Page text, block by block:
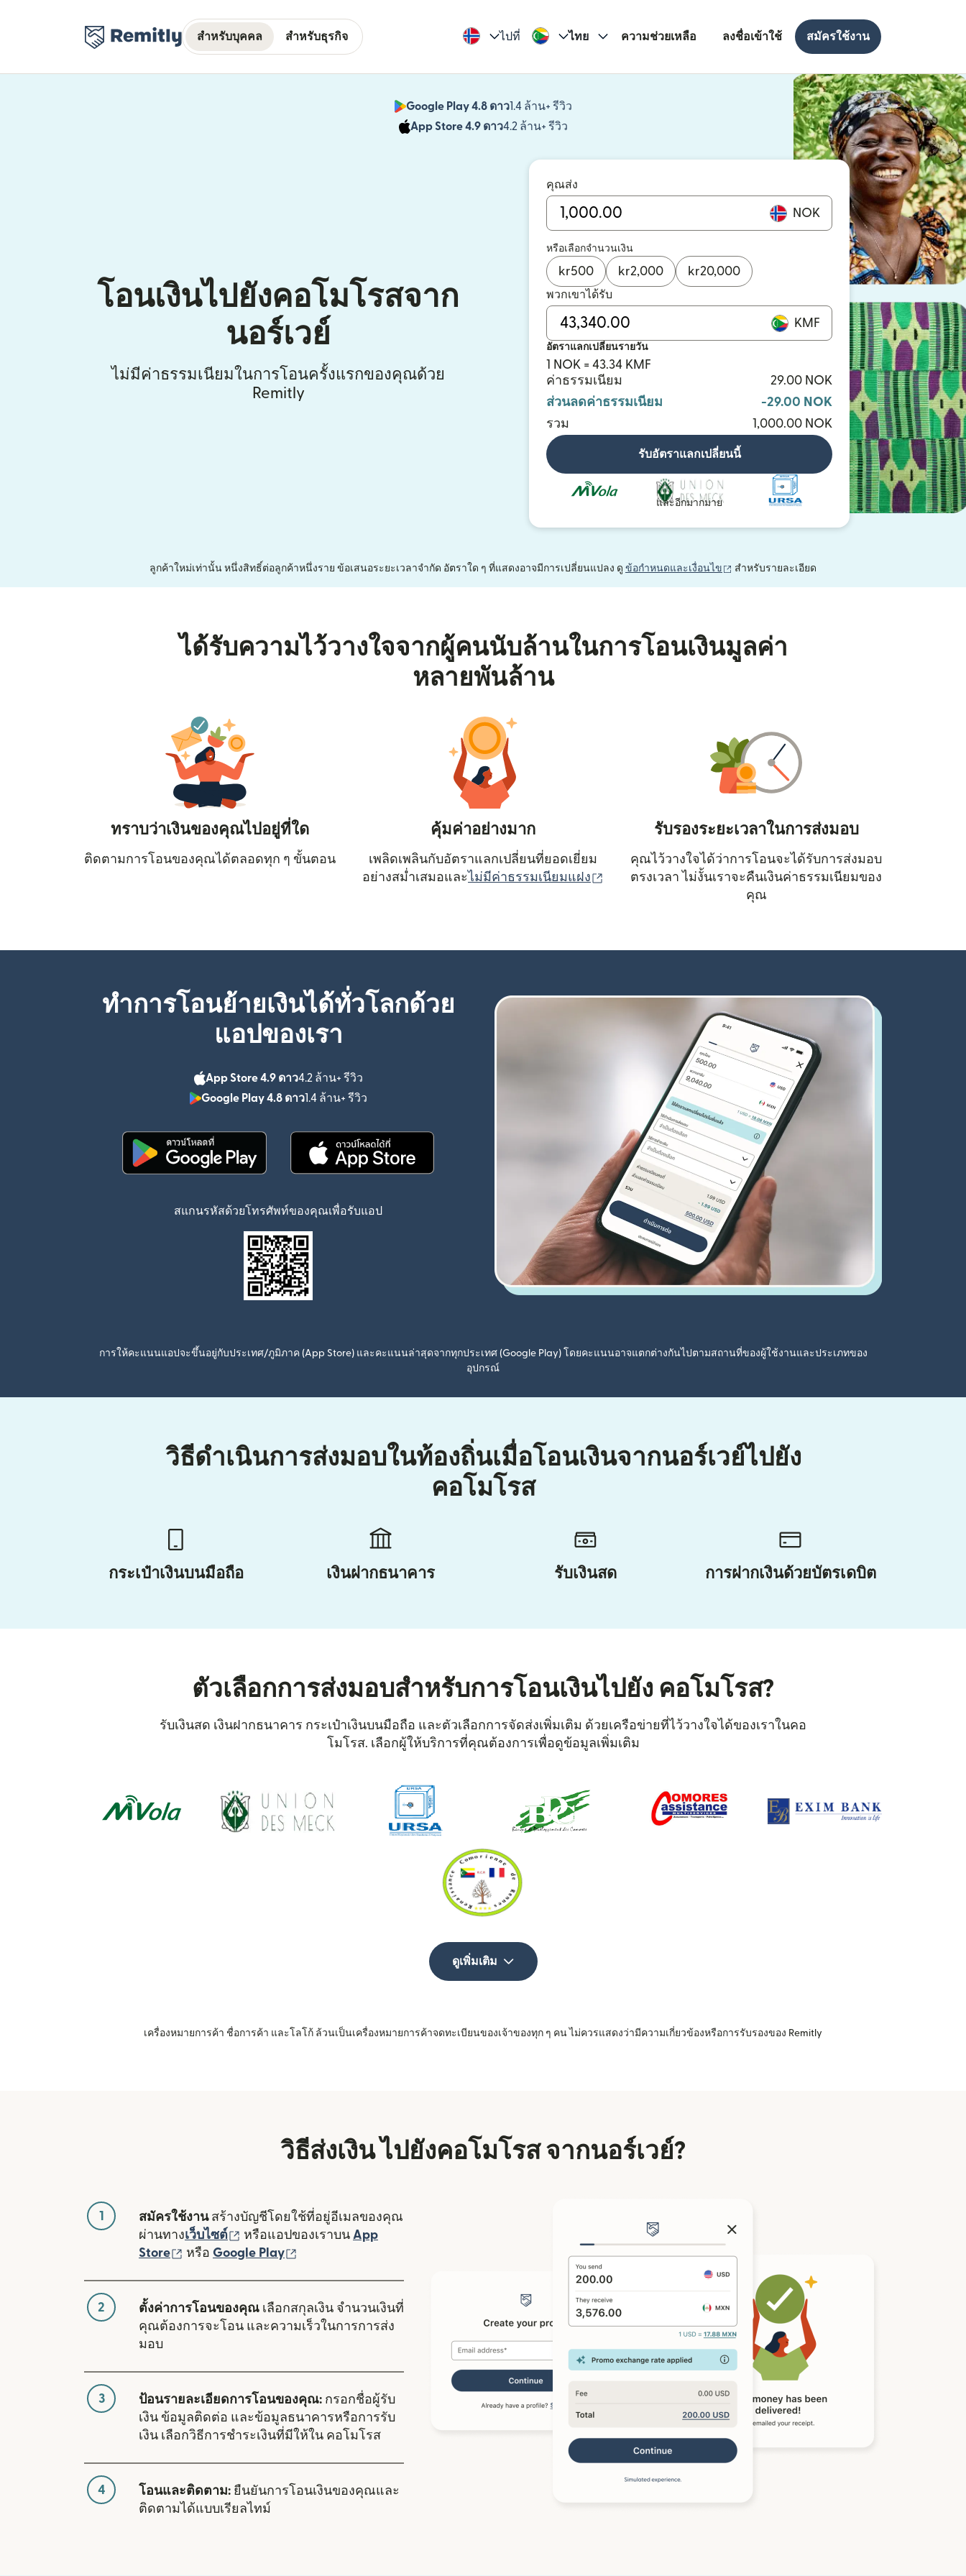
สำหรับบุคคล สำหรับธุรกิจ ไปที่ ไทย ความช่วยเหลือ ลงชื่อเข้าใช้ สมัครใช้งาน
Google Play 4.8 ดาว1.4 ล้าน+ รีวิว
(เปิดในหน้าต่างใหม่)
App Store 4.9 ดาว4.2 ล้าน+ รีวิว
(เปิดในหน้าต่างใหม่)
โอนเงินไปยังคอโมโรสจาก
นอร์เวย์
ไม่มีค่าธรรมเนียมในการโอนครั้งแรกของคุณด้วย
Remitly
คุณส่ง
NOK
หรือเลือกจำนวนเงิน
kr500 kr2,000 kr20,000
พวกเขาได้รับ
KMF
อัตราแลกเปลี่ยนรายวัน
1 NOK = 43.34 KMF
ค่าธรรมเนียม
29.00 NOK
ส่วนลดค่าธรรมเนียม
-29.00 NOK
รวม
1,000.00 NOK
รับอัตราแลกเปลี่ยนนี้
และอีกมากมาย
ลูกค้าใหม่เท่านั้น หนึ่งสิทธิ์ต่อลูกค้าหนึ่งราย ข้อเสนอระยะเวลาจำกัด อัตราใด ๆ ที่แสดงอาจมีการเปลี่ยนแปลง ดู ข้อกำหนดและเงื่อนไข (เปิดในหน้าต่างใหม่)
สำหรับรายละเอียด
ได้รับความไว้วางใจจากผู้คนนับล้านในการโอนเงินมูลค่า
หลายพันล้าน
ทราบว่าเงินของคุณไปอยู่ที่ใด
ติดตามการโอนของคุณได้ตลอดทุก ๆ ขั้นตอน
คุ้มค่าอย่างมาก
เพลิดเพลินกับอัตราแลกเปลี่ยนที่ยอดเยี่ยม
อย่างสม่ำเสมอและ ไม่มีค่าธรรมเนียมแฝง (เปิดในหน้าต่างใหม่)
รับรองระยะเวลาในการส่งมอบ
คุณไว้วางใจได้ว่าการโอนจะได้รับการส่งมอบ
ตรงเวลา ไม่งั้นเราจะคืนเงินค่าธรรมเนียมของ
คุณ
ทำการโอนย้ายเงินได้ทั่วโลกด้วย
แอปของเรา
App Store 4.9 ดาว4.2 ล้าน+ รีวิว
(เปิดในหน้าต่างใหม่)
Google Play 4.8 ดาว1.4 ล้าน+ รีวิว
(เปิดในหน้าต่างใหม่)
สแกนรหัสด้วยโทรศัพท์ของคุณเพื่อรับแอป
การให้คะแนนแอปจะขึ้นอยู่กับประเทศ/ภูมิภาค (App Store) และคะแนนล่าสุดจากทุกประเทศ (Google Play) โดยคะแนนอาจแตกต่างกันไปตามสถานที่ของผู้ใช้งานและประเภทของ
อุปกรณ์
วิธีดำเนินการส่งมอบในท้องถิ่นเมื่อโอนเงินจากนอร์เวย์ไปยัง
คอโมโรส
กระเป๋าเงินบนมือถือ เงินฝากธนาคาร รับเงินสด การฝากเงินด้วยบัตรเดบิต
ตัวเลือกการส่งมอบสำหรับการโอนเงินไปยัง คอโมโรส?
รับเงินสด เงินฝากธนาคาร กระเป๋าเงินบนมือถือ และตัวเลือกการจัดส่งเพิ่มเติม ด้วยเครือข่ายที่ไว้วางใจได้ของเราในคอ
โมโรส. เลือกผู้ให้บริการที่คุณต้องการเพื่อดูข้อมูลเพิ่มเติม
ดูเพิ่มเติม
เครื่องหมายการค้า ชื่อการค้า และโลโก้ ล้วนเป็นเครื่องหมายการค้าจดทะเบียนของเจ้าของทุก ๆ คน ไม่ควรแสดงว่ามีความเกี่ยวข้องหรือการรับรองของ Remitly
วิธีส่งเงิน ไปยังคอโมโรส จากนอร์เวย์?
1 สมัครใช้งานสร้างบัญชีโดยใช้ที่อยู่อีเมลของคุณ
ผ่านทางเว็บไซต์ (เปิดในหน้าต่างใหม่)
หรือแอปของเราบน App
Store
(เปิดในหน้าต่างใหม่)
หรือ Google Play
2 ตั้งค่าการโอนของคุณ เลือกสกุลเงิน จำนวนเงินที่
คุณต้องการจะโอน และความเร็วในการการส่ง
มอบ
3 ป้อนรายละเอียดการโอนของคุณ: กรอกชื่อผู้รับ
เงิน ข้อมูลติดต่อ และข้อมูลธนาคารหรือการรับ
เงิน เลือกวิธีการชำระเงินที่มีให้ใน คอโมโรส
4 โอนและติดตาม: ยืนยันการโอนเงินของคุณและ
ติดตามได้แบบเรียลไทม์